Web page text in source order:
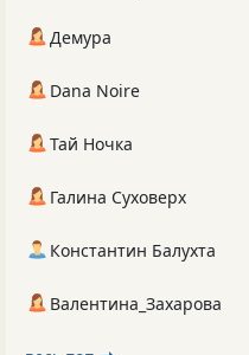
Демура
Dana Noire
Тай Ночка
Галина Суховерх
Константин Балухта
Валентина_Захарова